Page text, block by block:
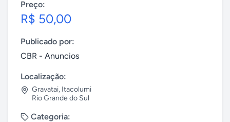
Preço:
R$ 50,00
Publicado por:
CBR - Anuncios
Localização:
Gravatai, Itacolumi
Rio Grande do Sul
Categoria: